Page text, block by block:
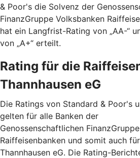
& Poor's die Solvenz der
FinanzGruppe Volksbanken
hat ein Langfrist-Rating von „AA-“
von „A+“ erteilt.
Rating für die
Thannhausen eG
Die Ratings von Standard & Poor's
gelten für alle Banken der
Genossenschaftlichen
Raiffeisenbanken und somit auch
Thannhausen eG. Die Rating-